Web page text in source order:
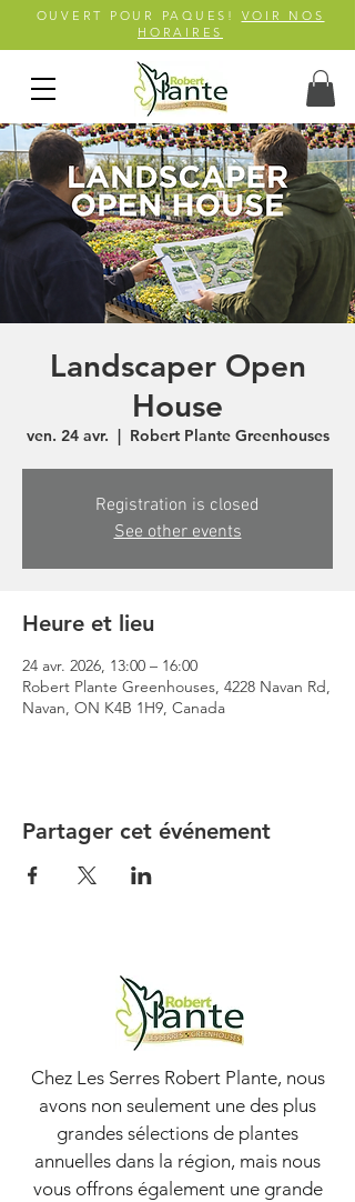
OUVERT POUR PAQUES! VOIR NOS
HORAIRES
Landscaper Open
House
ven. 24 avr. Robert Plante Greenhouses
Registration is closed
See other events
Heure et lieu
24 avr. 2026, 13:00 – 16:00
Robert Plante Greenhouses, 4228 Navan Rd,
Navan, ON K4B 1H9, Canada
Partager cet événement
Chez Les Serres Robert Plante, nous
avons non seulement une des plus
grandes sélections de plantes
annuelles dans la région, mais nous
vous offrons également une grande